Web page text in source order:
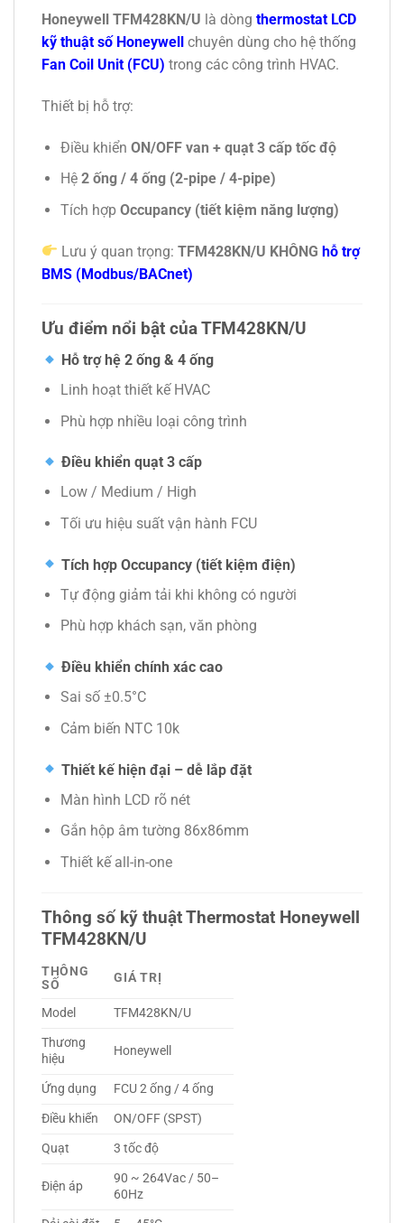
Honeywell TFM428KN/U là dòng thermostat LCD
kỹ thuật số Honeywell chuyên dùng cho hệ thống
Fan Coil Unit (FCU) trong các công trình HVAC.
Thiết bị hỗ trợ:
Điều khiển ON/OFF van + quạt 3 cấp tốc độ
Hệ 2 ống / 4 ống (2-pipe / 4-pipe)
Tích hợp Occupancy (tiết kiệm năng lượng)
Lưu ý quan trọng:TFM428KN/U KHÔNGhỗ trợ
BMS (Modbus/BACnet)
Ưu điểm nổi bật của TFM428KN/U
Hỗ trợ hệ 2 ống & 4 ống
Linh hoạt thiết kế HVAC
Phù hợp nhiều loại công trình
Điều khiển quạt 3 cấp
Low / Medium / High
Tối ưu hiệu suất vận hành FCU
Tích hợp Occupancy (tiết kiệm điện)
Tự động giảm tải khi không có người
Phù hợp khách sạn, văn phòng
Điều khiển chính xác cao
Sai số ±0.5°C
Cảm biến NTC 10k
Thiết kế hiện đại – dễ lắp đặt
Màn hình LCD rõ nét
Gắn hộp âm tường 86x86mm
Thiết kế all-in-one
Thông số kỹ thuật Thermostat Honeywell
TFM428KN/U
THÔNG
SỐ
GIÁ TRỊ
Model
TFM428KN/U
Thương
hiệu
Honeywell
Ứng dụng
FCU 2 ống / 4 ống
Điều khiển
ON/OFF (SPST)
Quạt
3 tốc độ
Điện áp
90 ~ 264Vac / 50–
60Hz